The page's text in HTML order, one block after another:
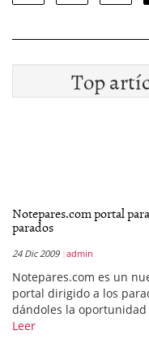
Top
Notepares.com portal para
parados
24 Dic 2009 admin
Notepares.com es un
portal dirigido a los
dándoles la
Leer